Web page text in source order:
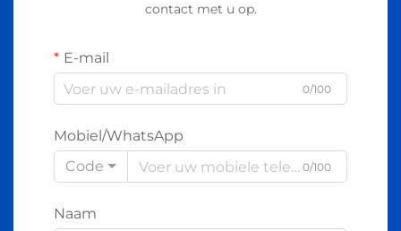
contact met u op.
E-mail
0/100
Mobiel/WhatsApp
Code
0/100
Naam